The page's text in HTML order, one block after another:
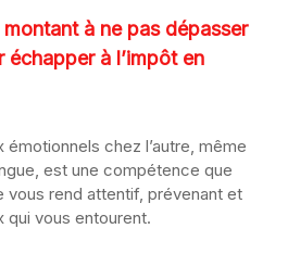
à ne pas dépasser
échapper à l’impôt en
chez l’autre, même
est une compétence que
vous rend attentif, prévenant et
qui vous entourent.